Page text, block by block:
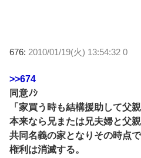
676: 2010/01/19(火) 13:54:32 0
>>674
同意ﾉｼ
「家買う時も結構援助して父
本来なら兄または兄夫婦と父
共同名義の家となりその時点
権利は消滅する。